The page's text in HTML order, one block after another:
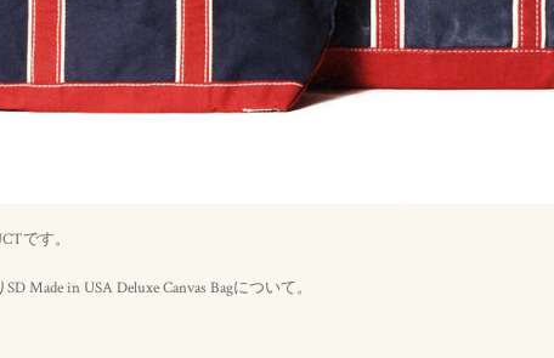
です。
Made in USA Deluxe Canvas Bagについて。